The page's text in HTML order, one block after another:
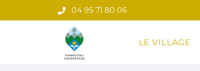
au
04 95 71 80 06
Site officiel du village de
LE VILLAGE